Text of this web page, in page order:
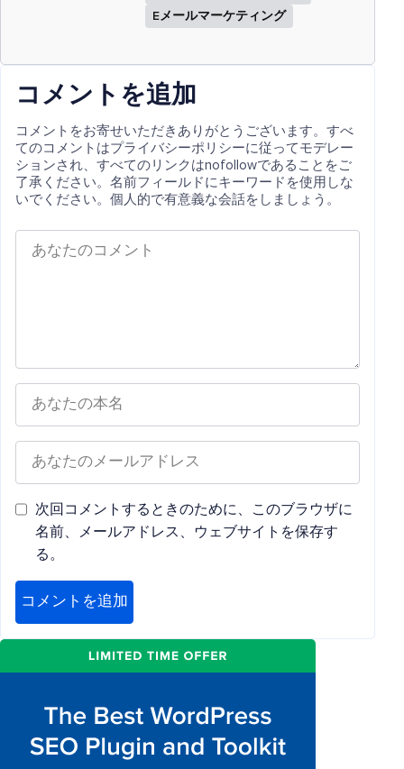
Eメールマーケティング
コメントを追加
コメントをお寄せいただきありがとうございます。すべ
てのコメントはプライバシーポリシーに従ってモデレー
ションされ、すべてのリンクはnofollowであることをご
了承ください。名前フィールドにキーワードを使用しな
いでください。個人的で有意義な会話をしましょう。
次回コメントするときのために、このブラウザに
名前、メールアドレス、ウェブサイトを保存す
る。